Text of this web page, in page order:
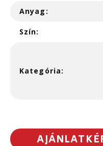
Anyag:
Szín:
Kategória: